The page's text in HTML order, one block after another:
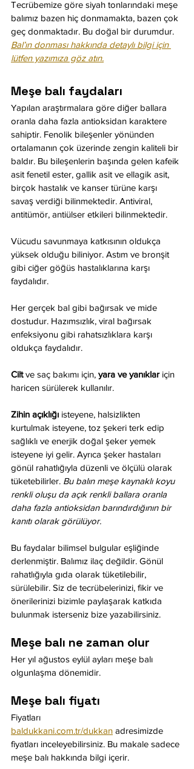
Tecrübemize göre siyah tonlarındaki meşe
balımız bazen hiç donmamakta, bazen çok
geç donmaktadır. Bu doğal bir durumdur.
Bal’ın donması hakkında detaylı bilgi için
lütfen yazımıza göz atın.
Meşe balı faydaları
Yapılan araştırmalara göre diğer ballara
oranla daha fazla antioksidan karaktere
sahiptir. Fenolik bileşenler yönünden
ortalamanın çok üzerinde zengin kaliteli bir
baldır. Bu bileşenlerin başında gelen kafeik
asit fenetil ester, gallik asit ve ellagik asit,
birçok hastalık ve kanser türüne karşı
savaş verdiği bilinmektedir. Antiviral,
antitümör, antiülser etkileri bilinmektedir.
Vücudu savunmaya katkısının oldukça
yüksek olduğu biliniyor. Astım ve bronşit
gibi ciğer göğüs hastalıklarına karşı
faydalıdır.
Her gerçek bal gibi bağırsak ve mide
dostudur. Hazımsızlık, viral bağırsak
enfeksiyonu gibi rahatsızlıklara karşı
oldukça faydalıdır.
Cilt ve saç bakımı için, yara ve yanıklar için
haricen sürülerek kullanılır.
Zihin açıklığı isteyene, halsizlikten
kurtulmak isteyene, toz şekeri terk edip
sağlıklı ve enerjik doğal şeker yemek
isteyene iyi gelir. Ayrıca şeker hastaları
gönül rahatlığıyla düzenli ve ölçülü olarak
tüketebilirler. Bu balın meşe kaynaklı koyu
renkli oluşu da açık renkli ballara oranla
daha fazla antioksidan barındırdığının bir
kanıtı olarak görülüyor.
Bu faydalar bilimsel bulgular eşliğinde
derlenmiştir. Balımız ilaç değildir. Gönül
rahatlığıyla gıda olarak tüketilebilir,
sürülebilir. Siz de tecrübelerinizi, fikir ve
önerilerinizi bizimle paylaşarak katkıda
bulunmak isterseniz bize yazabilirsiniz.
Meşe balı ne zaman olur
Her yıl ağustos eylül ayları meşe balı
olgunlaşma dönemidir.
Meşe balı fiyatı
Fiyatları
baldukkani.com.tr/dukkan adresimizde
fiyatları inceleyebilirsiniz. Bu makale sadece
meşe balı hakkında bilgi içerir.